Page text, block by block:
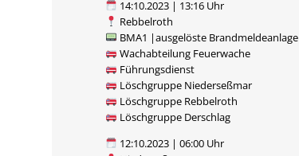
14:10.2023 | 13:16 Uhr
Rebbelroth
BMA1 |ausgelöste Brandmeldeanlage
Wachabteilung Feuerwache
Führungsdienst
Löschgruppe Niederseßmar
Löschgruppe Rebbelroth
Löschgruppe Derschlag
12:10.2023 | 06:00 Uhr